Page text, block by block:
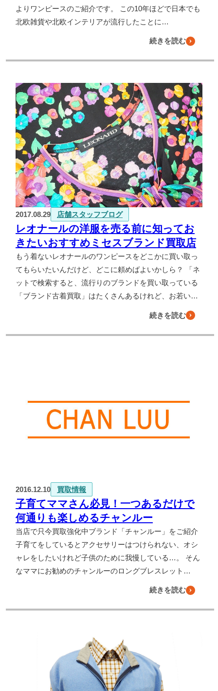
よりワンピースのご紹介です。 この10年ほどで日本でも
北欧雑貨や北欧インテリアが流行したことに…
続きを読む
2017.08.29 店舗スタッフブログ
レオナールの洋服を売る前に知ってお
きたいおすすめミセスブランド買取店
もう着ないレオナールのワンピースをどこかに買い取っ
てもらいたいんだけど、どこに頼めばよいかしら？ 「ネ
ットで検索すると、流行りのブランドを買い取っている
「ブランド古着買取」はたくさんあるけれど、お若い…
続きを読む
2016.12.10 買取情報
子育てママさん必見！一つあるだけで
何通りも楽しめるチャンルー
当店で只今買取強化中ブランド「チャンルー」をご紹介
子育てをしているとアクセサリーはつけられない、オシ
ャレをしたいけれど子供のために我慢している…。 そん
なママにお勧めのチャンルーのロングブレスレット…
続きを読む